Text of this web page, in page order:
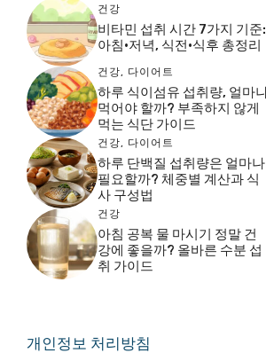
건강
비타민 섭취 시간 7가지 기준:
아침·저녁, 식전·식후 총정리
건강, 다이어트
하루 식이섬유 섭취량, 얼마
먹어야 할까? 부족하지 않게
먹는 식단 가이드
건강, 다이어트
하루 단백질 섭취량은 얼마나
필요할까? 체중별 계산과 식
사 구성법
건강
아침 공복 물 마시기 정말 건
강에 좋을까? 올바른 수분 섭
취 가이드
개인정보 처리방침